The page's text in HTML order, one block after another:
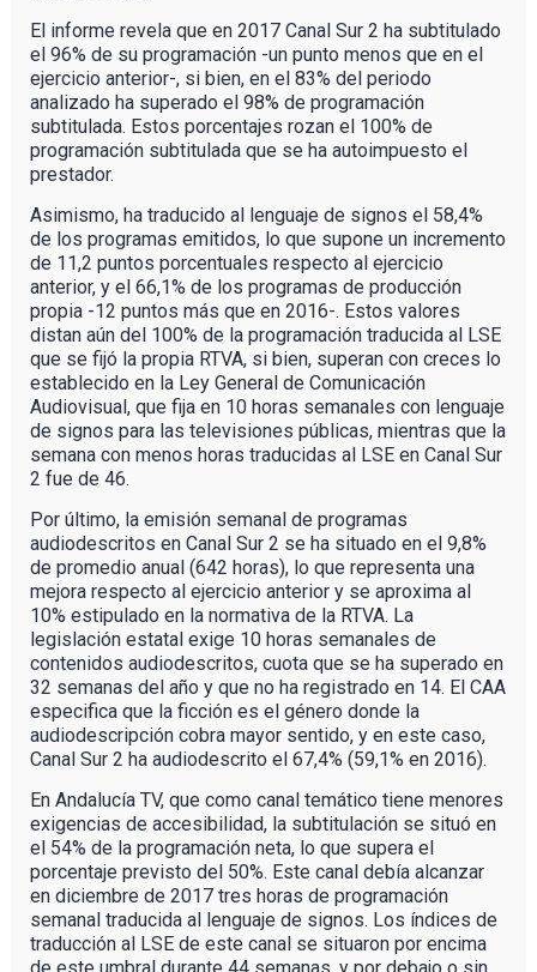
El informe revela que en 2017 Canal Sur 2 ha subtitulado
el 96% de su programación -un punto menos que en el
ejercicio anterior-, si bien, en el 83% del periodo
analizado ha superado el 98% de programación
subtitulada. Estos porcentajes rozan el 100% de
programación subtitulada que se ha autoimpuesto el
prestador.
Asimismo, ha traducido al lenguaje de signos el 58,4%
de los programas emitidos, lo que supone un incremento
de 11,2 puntos porcentuales respecto al ejercicio
anterior, y el 66,1% de los programas de producción
propia -12 puntos más que en 2016-. Estos valores
distan aún del 100% de la programación traducida al LSE
que se fijó la propia RTVA, si bien, superan con creces lo
establecido en la Ley General de Comunicación
Audiovisual, que fija en 10 horas semanales con lenguaje
de signos para las televisiones públicas, mientras que la
semana con menos horas traducidas al LSE en Canal Sur
2 fue de 46.
Por último, la emisión semanal de programas
audiodescritos en Canal Sur 2 se ha situado en el 9,8%
de promedio anual (642 horas), lo que representa una
mejora respecto al ejercicio anterior y se aproxima al
10% estipulado en la normativa de la RTVA. La
legislación estatal exige 10 horas semanales de
contenidos audiodescritos, cuota que se ha superado en
32 semanas del año y que no ha registrado en 14. El CAA
especifica que la ficción es el género donde la
audiodescripción cobra mayor sentido, y en este caso,
Canal Sur 2 ha audiodescrito el 67,4% (59,1% en 2016).
En Andalucía TV, que como canal temático tiene menores
exigencias de accesibilidad, la subtitulación se situó en
el 54% de la programación neta, lo que supera el
porcentaje previsto del 50%. Este canal debía alcanzar
en diciembre de 2017 tres horas de programación
semanal traducida al lenguaje de signos. Los índices de
traducción al LSE de este canal se situaron por encima